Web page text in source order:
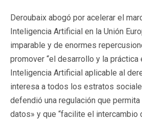
Deroubaix abogó por acelerar el
Inteligencia Artificial en la Unión
imparable y de enormes
promover “el desarrollo y la práctica
Inteligencia Artificial aplicable al
interesa a todos los estratos
defendió una regulación que permita
datos» y que “facilite el intercambio